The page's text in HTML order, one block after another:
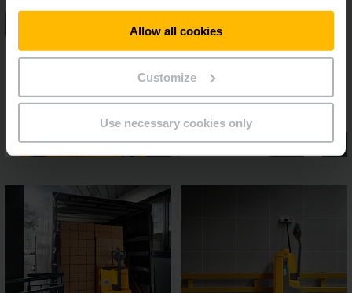
Allow all cookies
Customize
Use necessary cookies only